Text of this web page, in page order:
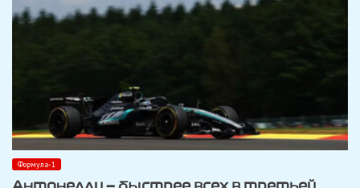
Формула-1
Антонелли — быстрее всех в третьей